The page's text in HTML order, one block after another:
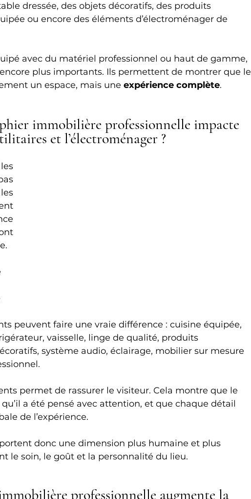
dressée, des objets décoratifs, des produits
ou encore des éléments d’électroménager de
avec du matériel professionnel ou haut de gamme,
plus importants. Ils permettent de montrer que le
un espace, mais une expérience complète.
immobilière professionnelle impacte
et l’électroménager ?
peuvent faire une vraie différence : cuisine équipée,
vaisselle, linge de qualité, produits
système audio, éclairage, mobilier sur mesure
permet de rassurer le visiteur. Cela montre que le
a été pensé avec attention, et que chaque détail
de l’expérience.
donc une dimension plus humaine et plus
le soin, le goût et la personnalité du lieu.
professionnelle augmente la